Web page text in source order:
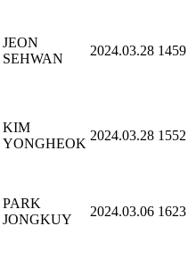
JEON
SEHWAN
2024.03.28 1459
KIM
YONGHEOK
2024.03.28 1552
PARK
JONGKUY
2024.03.06 1623